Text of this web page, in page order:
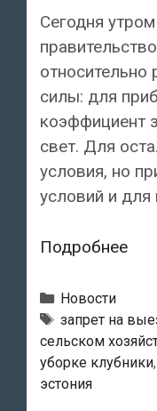
Сегодня
относительно
силы: для
коэффициент
свет. Для
условия, но
условий и
Подробнее
для
Рубрики
Новости
Теги
запрет на
сельском
уборке клубники,
эстония